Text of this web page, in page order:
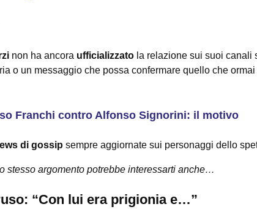
non ha ancora ufficializzato la relazione sui suoi canali
o un messaggio che possa confermare quello che
Franchi contro Alfonso Signorini: il motivo
di gossip sempre aggiornate sui personaggi dello
stesso argomento potrebbe interessarti anche…
“Con lui era prigionia e…”